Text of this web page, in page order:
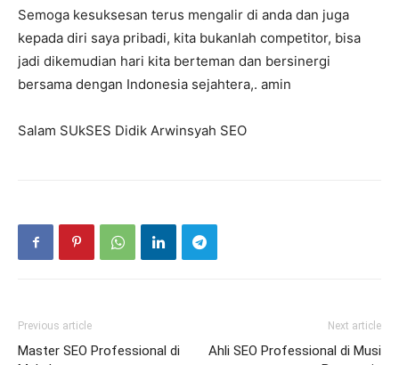
Semoga kesuksesan terus mengalir di anda dan juga
kepada diri saya pribadi, kita bukanlah competitor, bisa
jadi dikemudian hari kita berteman dan bersinergi
bersama dengan Indonesia sejahtera,. amin
Salam SUkSES Didik Arwinsyah SEO
Previous article
Master SEO Professional di
Next article
Ahli SEO Professional di Musi